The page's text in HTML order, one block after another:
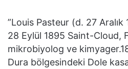
”Louis Pasteur (d. 27
28 Eylül 1895 Saint-Cloud,
mikrobiyolog ve
Dura bölgesindeki Dole